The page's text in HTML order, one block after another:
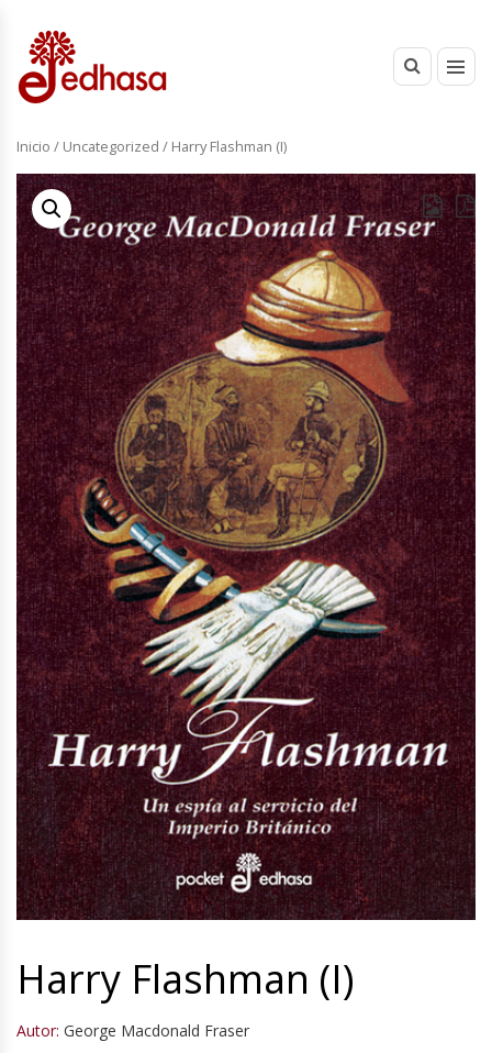
Inicio / Uncategorized / Harry Flashman (I)
Harry Flashman (I)
Autor: George Macdonald Fraser